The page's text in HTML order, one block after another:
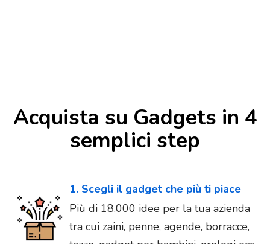
Acquista su Gadgets in 4
semplici step
1. Scegli il gadget che più ti piace
Più di 18.000 idee per la tua azienda
tra cui zaini, penne, agende, borracce,